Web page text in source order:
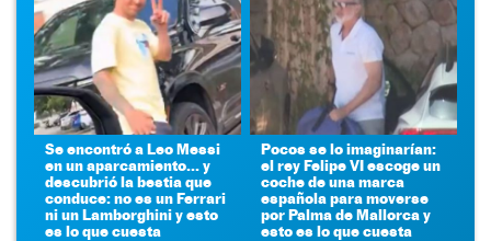
Se encontró a Leo Messi
en un aparcamiento... y
descubrió la bestia que
conduce: no es un Ferrari
ni un Lamborghini y esto
es lo que cuesta
Pocos se lo imaginarían:
el rey Felipe VI escoge un
coche de una marca
española para moverse
por Palma de Mallorca y
esto es lo que cuesta